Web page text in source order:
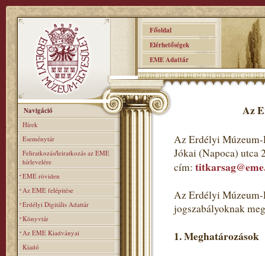
Főoldal
Elérhetőségek
EME Adattár
Navigáció
Hírek
Eseménytár
Feliratkozás/leiratkozás az EME
hírlevelére
EME röviden
Az EME felépitése
Erdélyi Digitális Adattár
Könyvtár
Az EME Kiadványai
Kiadó
Az
Az Erdélyi
Jókai (Napoca) utca
cím:
Az Erdélyi Múzeum-
jogszabályoknak
1. Meghatározások